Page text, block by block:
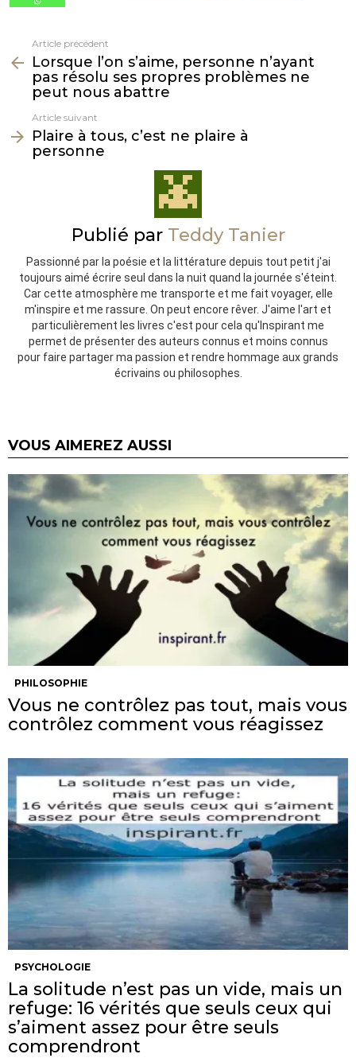
plus
Article précédent
Lorsque l’on s’aime, personne n’ayant
pas résolu ses propres problèmes ne
peut nous abattre
Article suivant
Plaire à tous, c’est ne plaire à
personne
Publié par Teddy Tanier
Passionné par la poésie et la littérature depuis tout petit j'ai
toujours aimé écrire seul dans la nuit quand la journée s'éteint.
Car cette atmosphère me transporte et me fait voyager, elle
m'inspire et me rassure. On peut encore rêver. J'aime l'art et
particulièrement les livres c'est pour cela qu'Inspirant me
permet de présenter des auteurs connus et moins connus
pour faire partager ma passion et rendre hommage aux grands
écrivains ou philosophes.
VOUS AIMEREZ AUSSI
PHILOSOPHIE
Vous ne contrôlez pas tout, mais vous
contrôlez comment vous réagissez
PSYCHOLOGIE
La solitude n’est pas un vide, mais un
refuge: 16 vérités que seuls ceux qui
s’aiment assez pour être seuls
comprendront